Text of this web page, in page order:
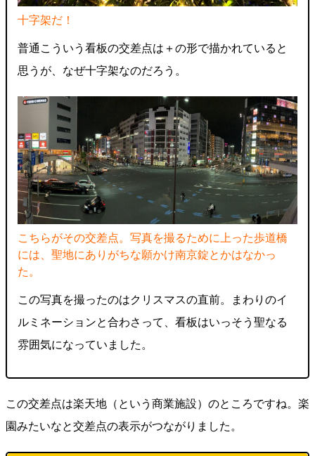
十字架だ！
普通こういう看板の交差点は＋の形で描かれていると
思うが、なぜ十字架なのだろう。
こちらがその交差点。写真を撮るために上った歩道橋
には、聖地にありがちな願かけ南京錠とかはなかっ
た。
この写真を撮ったのはクリスマスの直前。まわりのイ
ルミネーションと合わさって、看板はいっそう聖なる
雰囲気になっていました。
この交差点は楽天地（という商業施設）のところですね。楽
園みたいなと交差点の表示がつながりました。